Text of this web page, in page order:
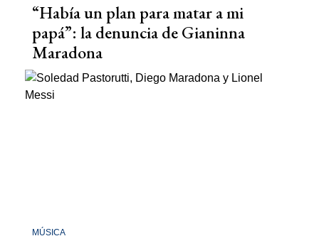
“Había un plan para matar a mi
papá”: la denuncia de Gianinna
Maradona
MÚSICA